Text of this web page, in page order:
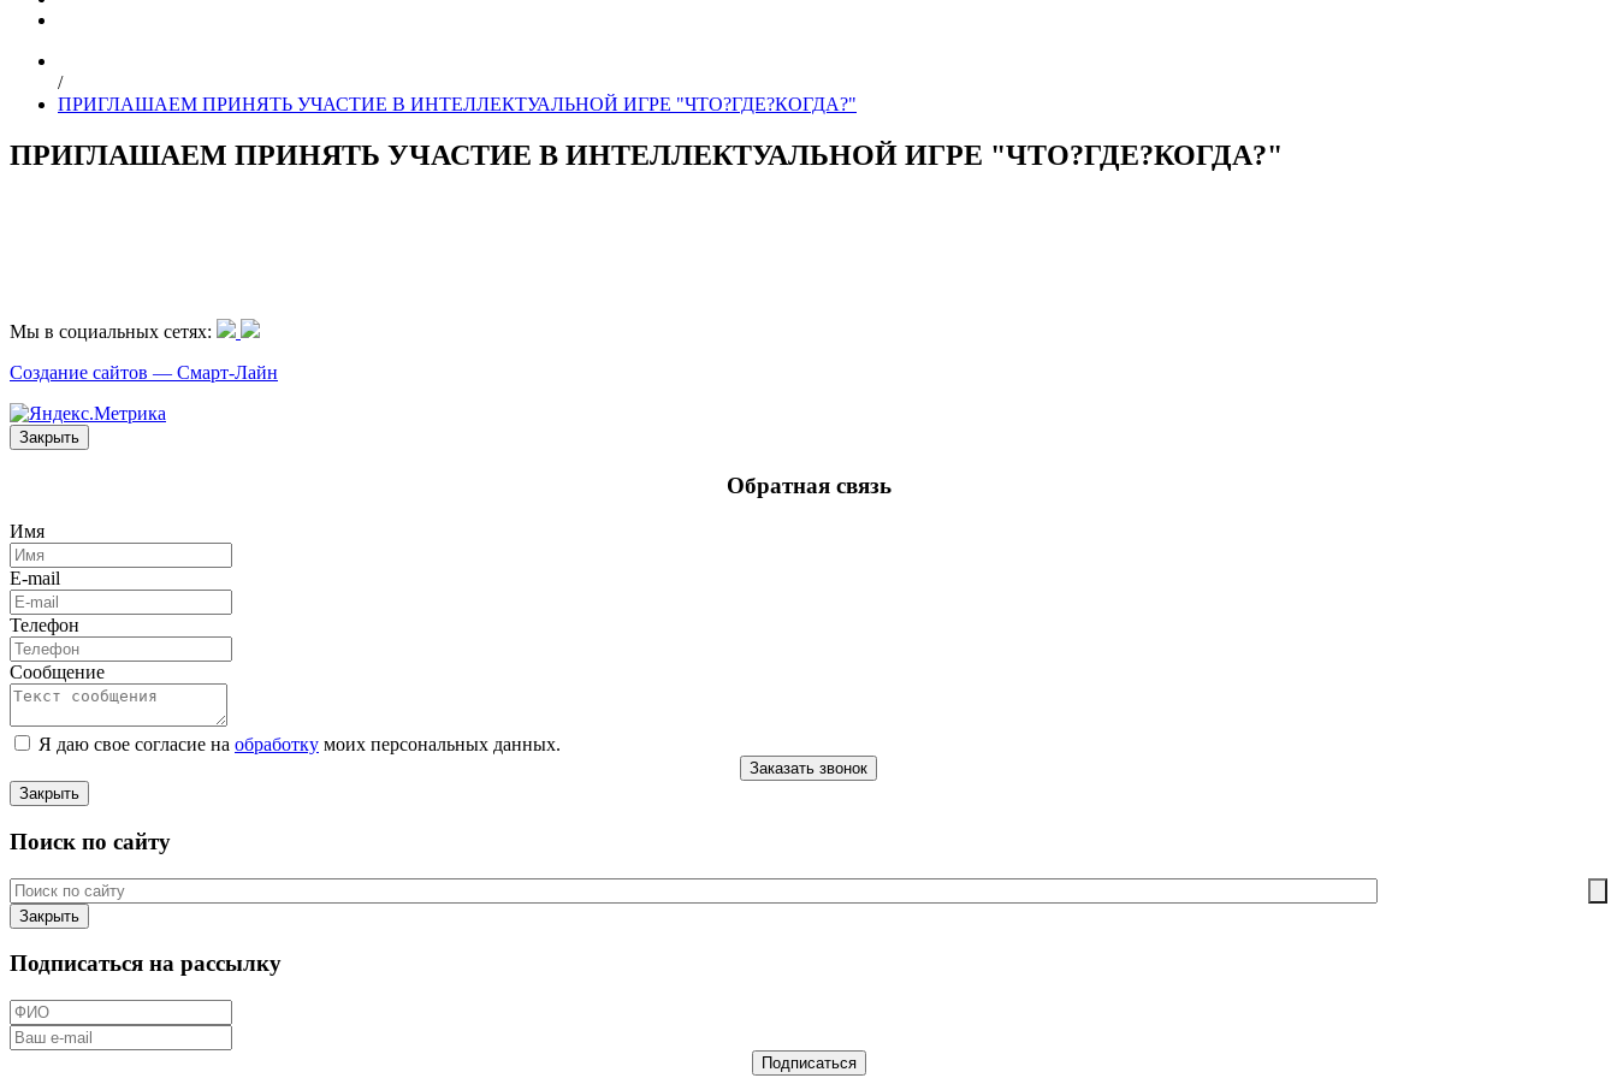
/
ПРИГЛАШАЕМ ПРИНЯТЬ УЧАСТИЕ В ИНТЕЛЛЕКТУАЛЬНОЙ ИГРЕ "ЧТО?ГДЕ?КОГДА?"
ПРИГЛАШАЕМ ПРИНЯТЬ УЧАСТИЕ В ИНТЕЛЛЕКТУАЛЬНОЙ ИГРЕ "ЧТО?ГДЕ?КОГДА?"
Мы в социальных сетях:
Создание сайтов — Смарт-Лайн
Закрыть
Обратная связь
Имя
E-mail
Телефон
Сообщение
Я даю свое согласие на обработку моих персональных данных.
Заказать звонок
Закрыть
Поиск по сайту
Закрыть
Подписаться на рассылку
Подписаться